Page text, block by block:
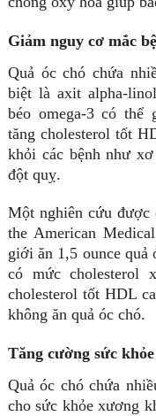
Giảm nguy cơ mắc
Quả óc chó chứa
biệt là axit alpha-
béo omega-3 có thể
tăng cholesterol tốt
khỏi các bệnh như
đột quỵ.
Một nghiên cứu được
the American
giới ăn 1,5 ounce quả
có mức cholesterol
cholesterol tốt HDL
không ăn quả óc chó.
Tăng cường sức
Quả óc chó chứa
cho sức khỏe xương